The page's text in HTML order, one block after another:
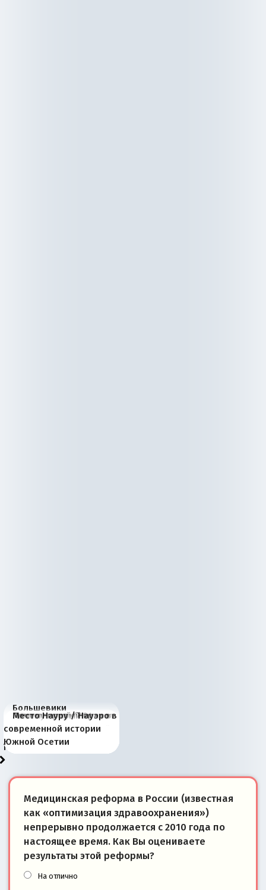
Большевики
отличаются от «Яблока»
тем, что они -
победители
Киевская марионетка
Запада рассказала о
«переобувании» хозяев
В России назрели
перемены: 15 шагов к
суверенной экономике
Миграционный пожар
Европы
Россия начинает
сбрасывать балласт
Анкориджа
Россия зимой 1904
года: первые уступки во
внутренней политике
Русская нация вчера и
сегодня
Почему правый крах в
Варшаве не поможет её
отношениям с Россией?
Место Науру / Науэро в
современной истории
Южной Осетии
Медицинская реформа в России (известная
как «оптимизация здравоохранения»)
непрерывно продолжается с 2010 года по
настоящее время. Как Вы оцениваете
результаты этой реформы?
На отлично